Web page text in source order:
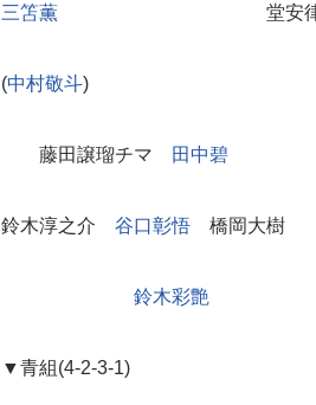
三笘薫 堂安
(中村敬斗)
藤田譲瑠チマ 田中碧
鈴木淳之介 谷口彰悟 橋岡大樹
鈴木彩艶
▼青組(4-2-3-1)